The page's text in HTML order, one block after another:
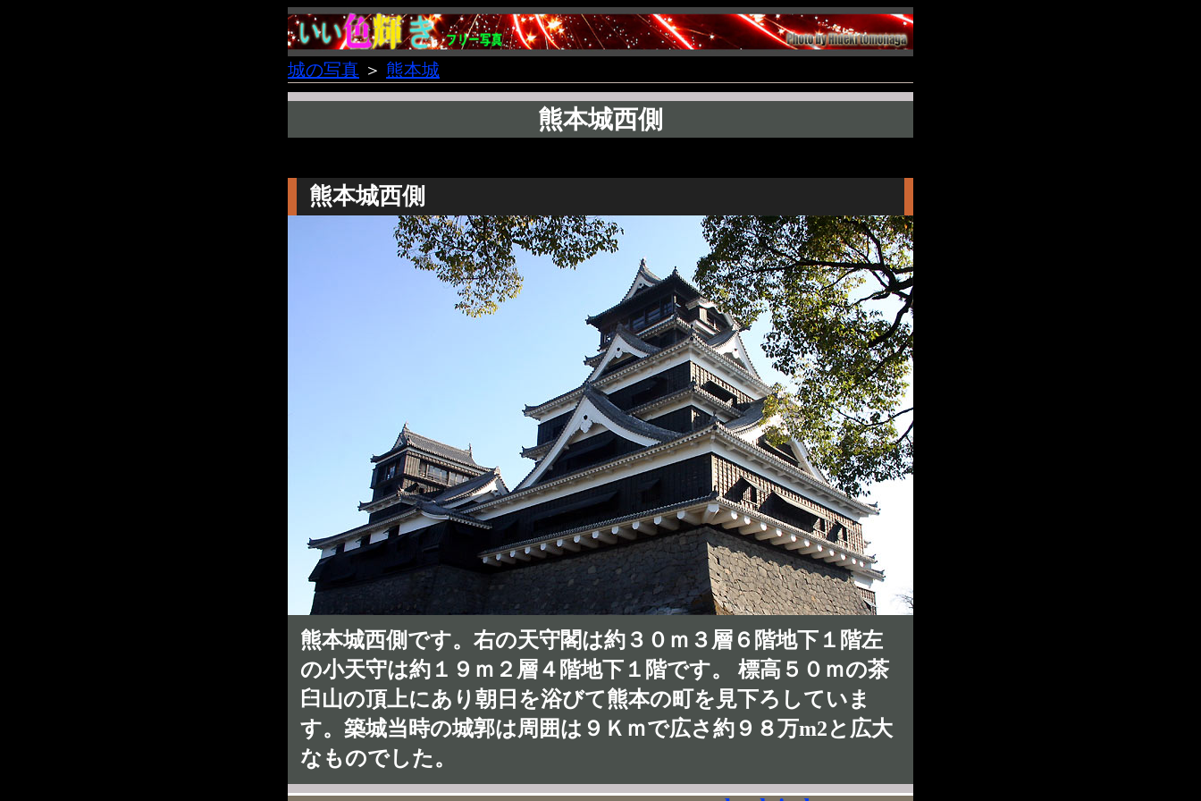
城の写真 ＞ 熊本城
熊本城西側
熊本城西側
熊本城西側です。右の天守閣は約３０ｍ３層６階地下１階左
の小天守は約１９ｍ２層４階地下１階です。 標高５０ｍの茶
臼山の頂上にあり朝日を浴びて熊本の町を見下ろしていま
す。築城当時の城郭は周囲は９Ｋｍで広さ約９８万m2と広大
なものでした。